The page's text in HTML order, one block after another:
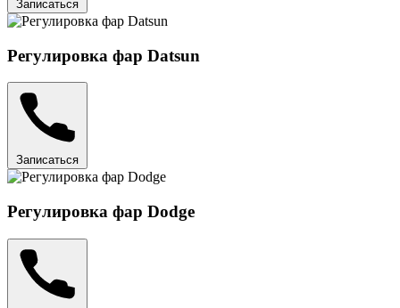
Записаться
Регулировка фар Datsun
Записаться
Регулировка фар Dodge